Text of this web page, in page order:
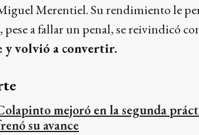
Merentiel. Su rendimiento le
a fallar un penal, se reivindicó
y volvió a convertir.
mejoró en la segunda
su avance